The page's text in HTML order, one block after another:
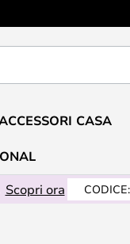
CASA
Scopri ora CODICE: